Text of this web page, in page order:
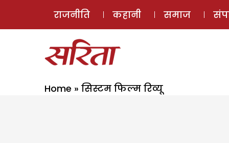
राजनीति कहानी समाज
Home » सिस्टम फिल्म रिव्यू